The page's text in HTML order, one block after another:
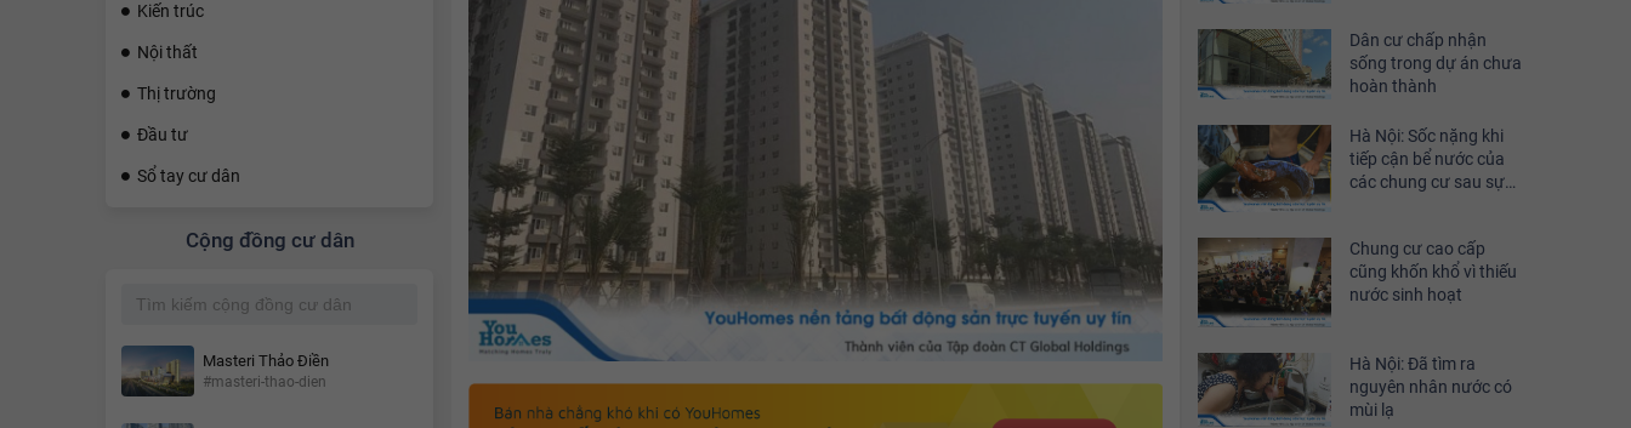
Kiến trúc
Nội thất
Thị trường
Đầu tư
Sổ tay cư dân
Cộng đồng cư dân
Masteri Thảo Điền
#masteri-thao-dien
Dân cư chấp nhận
sống trong dự án chưa
hoàn thành
Hà Nội: Sốc nặng khi
tiếp cận bể nước của
các chung cư sau sự
Chung cư cao cấp
cũng khốn khổ vì thiếu
nước sinh hoạt
Hà Nội: Đã tìm ra
nguyên nhân nước có
mùi lạ